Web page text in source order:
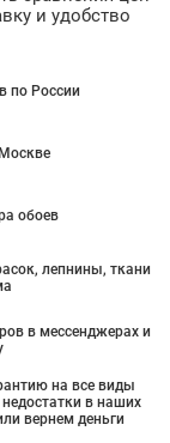
и удобство
по России
обоев
лепнины, ткани
в мессенджерах и
на все виды
в наших
вернем деньги